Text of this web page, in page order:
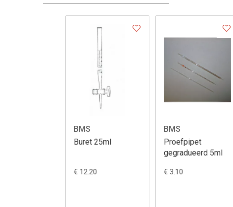
BMS
Buret 25ml
€ 12.20
BMS
Proefpipet
gegradueerd 5ml
€ 3.10